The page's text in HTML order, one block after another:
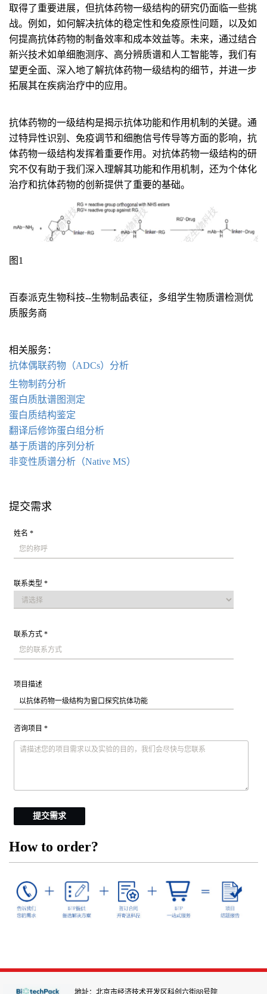
取得了重要进展，但抗体药物一级结构的研究仍面临一些挑
战。例如，如何解决抗体的稳定性和免疫原性问题，以及如
何提高抗体药物的制备效率和成本效益等。未来，通过结合
新兴技术如单细胞测序、高分辨质谱和人工智能等，我们有
望更全面、深入地了解抗体药物一级结构的细节，并进一步
拓展其在疾病治疗中的应用。
抗体药物的一级结构是揭示抗体功能和作用机制的关键。通
过特异性识别、免疫调节和细胞信号传导等方面的影响，抗
体药物一级结构发挥着重要作用。对抗体药物一级结构的研
究不仅有助于我们深入理解其功能和作用机制，还为个体化
治疗和抗体药物的创新提供了重要的基础。
图1
百泰派克生物科技--生物制品表征，多组学生物质谱检测优
质服务商
相关服务：
抗体偶联药物（ADCs）分析
生物制药分析
蛋白质肽谱图测定
蛋白质结构鉴定
翻译后修饰蛋白组分析
基于质谱的序列分析
非变性质谱分析（Native MS）
提交需求
姓名 *
联系类型 *
联系方式 *
项目描述
咨询项目 *
提交需求
How to order?
地址：北京市经济技术开发区科创六街88号院